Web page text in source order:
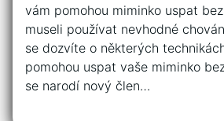
vám pomohou miminko uspat
museli používat nevhodné
se dozvíte o některých
pomohou uspat vaše miminko
se narodí nový člen…